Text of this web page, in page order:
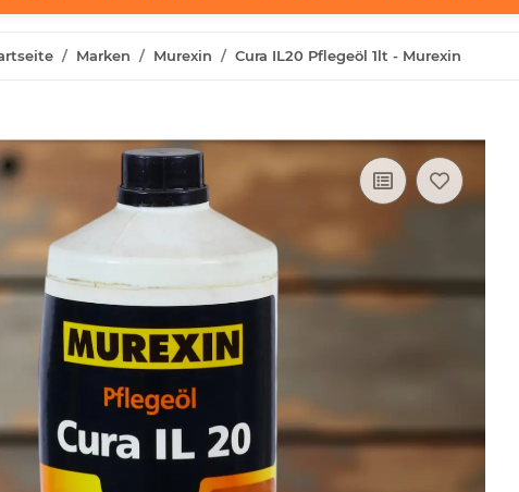
Marken Murexin Cura IL20 Pflegeöl 1lt - Murexin